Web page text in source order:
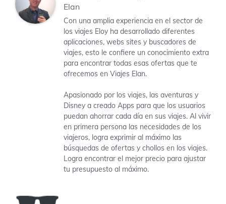
Elan
Con una amplia experiencia en el sector de
los viajes Eloy ha desarrollado diferentes
aplicaciones, webs sites y buscadores de
viajes, esto le confiere un conocimiento extra
para encontrar todas esas ofertas que te
ofrecemos en Viajes Elan.
Apasionado por los viajes, las aventuras y
Disney a creado Apps para que los usuarios
puedan ahorrar cada día en sus viajes. Al vivir
en primera persona las necesidades de los
viajeros, logra exprimir al máximo las
búsquedas de ofertas y chollos en los viajes.
Logra encontrar el mejor precio para ajustar
tu presupuesto al máximo.